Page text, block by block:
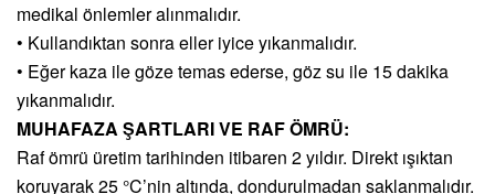
medikal önlemler alınmalıdır.
• Kullandıktan sonra eller iyice yıkanmalıdır.
• Eğer kaza ile göze temas ederse, göz su ile 15 dakika
yıkanmalıdır.
MUHAFAZA ŞARTLARI VE RAF ÖMRÜ:
Raf ömrü üretim tarihinden itibaren 2 yıldır. Direkt ışıktan
koruyarak 25 °C’nin altında, dondurulmadan saklanmalıdır.